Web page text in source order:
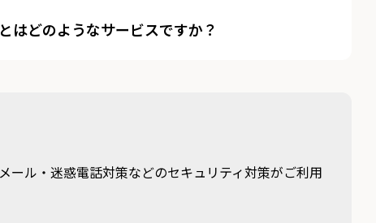
はどのようなサービスですか？
ール・迷惑電話対策などのセキュリティ対策がご利用